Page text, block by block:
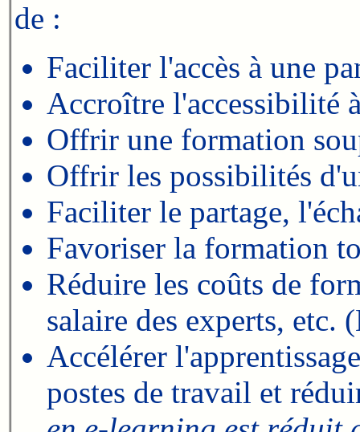
de :
Faciliter l'accès à une
Accroître l'accessibilité
Offrir une formation
Offrir les possibilités
Faciliter le partage,
Favoriser la formation
Réduire les coûts de
salaire des experts, etc.
Accélérer
postes de travail et